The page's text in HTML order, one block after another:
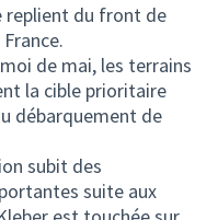
replient du front de
de mai, les terrains
la cible prioritaire
débarquement de
subit des
suite aux